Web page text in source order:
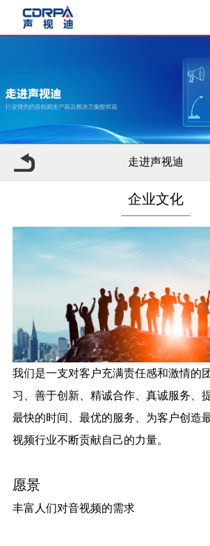
走进声视迪
企业文化
我们是一支对客户充满责任感和激情的
习、善于创新、精诚合作、真诚服务、
最快的时间、最优的服务、为客户创造
视频行业不断贡献自己的力量。
愿景
丰富人们对音视频的需求